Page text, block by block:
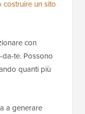
un sito
con
te. Possono
quanti più
a generare